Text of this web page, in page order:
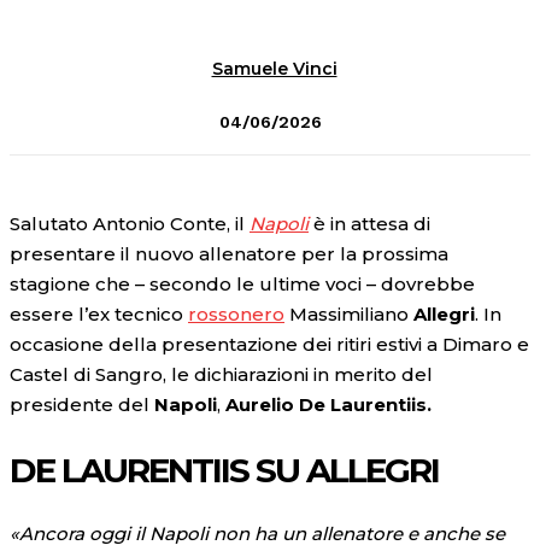
Samuele Vinci
04/06/2026
Salutato Antonio Conte, il Napoliè in attesa di
presentare il nuovo allenatore per la prossima
stagione che – secondo le ultime voci – dovrebbe
essere l’ex tecnico rossonero Massimiliano Allegri. In
occasione della presentazione dei ritiri estivi a Dimaro e
Castel di Sangro, le dichiarazioni in merito del
presidente del Napoli, Aurelio De Laurentiis.
DE LAURENTIIS SU ALLEGRI
«Ancora oggi il Napoli non ha un allenatore e anche se